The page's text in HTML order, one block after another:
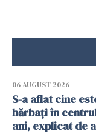
06 AUGUST 2026
S-a aflat cine
bărbați în
ani, explicat de